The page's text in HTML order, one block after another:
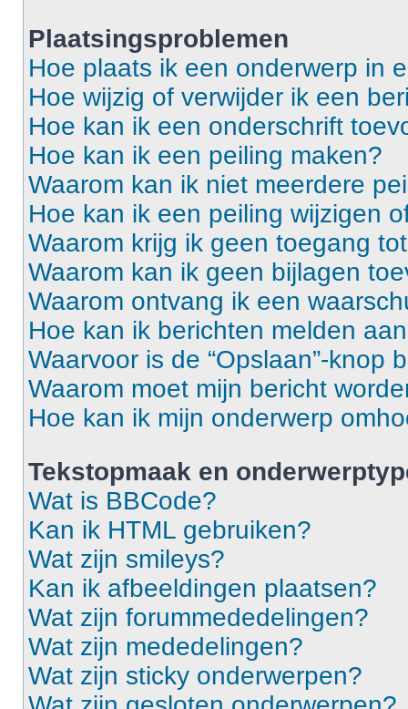
Plaatsingsproblemen
Hoe plaats ik een onderwerp in
Hoe wijzig of verwijder ik een
Hoe kan ik een onderschrift
Hoe kan ik een peiling maken?
Waarom kan ik niet meerdere
Hoe kan ik een peiling wijzigen
Waarom krijg ik geen toegang
Waarom kan ik geen bijlagen
Waarom ontvang ik een
Hoe kan ik berichten melden
Waarvoor is de “Opslaan”-knop
Waarom moet mijn bericht
Hoe kan ik mijn onderwerp
Tekstopmaak en
Wat is BBCode?
Kan ik HTML gebruiken?
Wat zijn smileys?
Kan ik afbeeldingen plaatsen?
Wat zijn forummededelingen?
Wat zijn mededelingen?
Wat zijn sticky onderwerpen?